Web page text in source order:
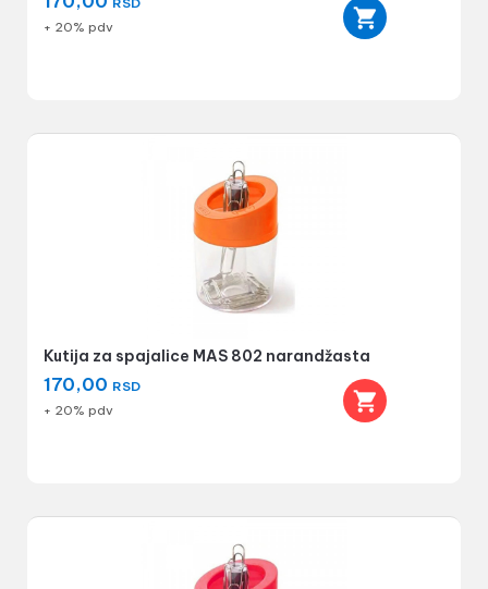
+ 20% pdv
Kutija za spajalice MAS 802 narandžasta
170,00 RSD
+ 20% pdv